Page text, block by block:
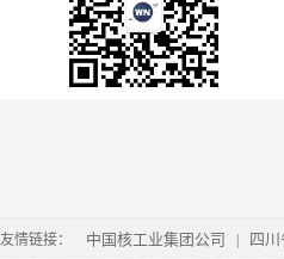
友情链接： 中国核工业集团公司 四